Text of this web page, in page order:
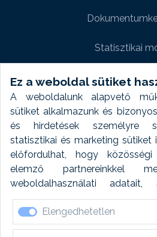
Ez a weboldal sütiket
A weboldalunk alapvető
sütiket alkalmazunk és
és hirdetések személyre
statisztikai és marketing sütiket
előfordulhat, hogy
elemző partnereinkkel
weboldalhasználati
forrásokból gyűjtött adatokkal
elfogadásával kapcsolatosan
ezen adatokat 6 hónap után
Elengedhetetlen
Statisztikai
Weboldal
Fényképtár
Autómosó